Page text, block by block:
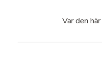
Var den